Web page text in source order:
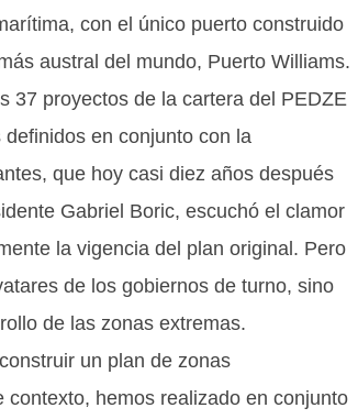
con el único puerto construido
austral del mundo, Puerto Williams.
37 proyectos de la cartera del PEDZE
en conjunto con la
que hoy casi diez años después
Gabriel Boric, escuchó el clamor
la vigencia del plan original. Pero
de los gobiernos de turno, sino
de las zonas extremas.
un plan de zonas
hemos realizado en conjunto